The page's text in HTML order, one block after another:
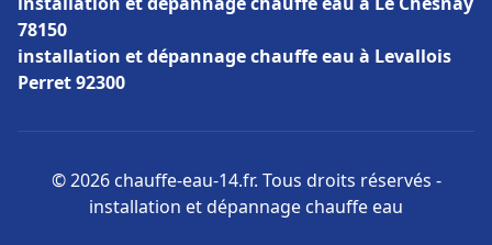
78150
installation et dépannage chauffe eau à Levallois
Perret 92300
© 2026 chauffe-eau-14.fr. Tous droits réservés -
installation et dépannage chauffe eau